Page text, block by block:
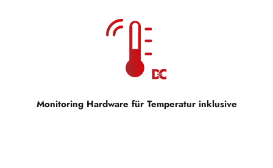
Monitoring Hardware für Temperatur inklusive